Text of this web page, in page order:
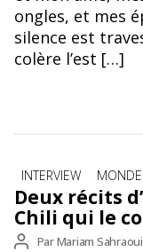
ongles, et mes
silence est
colère l’est […]
Catégories
INTERVIEW
Deux récits
Chili qui le
Auteur
ParMariam Sahraoui